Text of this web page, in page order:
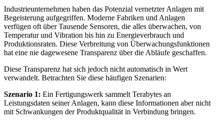
Industrieunternehmen haben das Potenzial vernetzter Anlagen mit
Begeisterung aufgegriffen. Moderne Fabriken und Anlagen
verfügen oft über Tausende Sensoren, die alles überwachen, von
Temperatur und Vibration bis hin zu Energieverbrauch und
Produktionsraten. Diese Verbreitung von Überwachungsfunktionen
hat eine nie dagewesene Transparenz über die Abläufe geschaffen.
Diese Transparenz hat sich jedoch nicht automatisch in Wert
verwandelt. Betrachten Sie diese häufigen Szenarien:
Szenario 1: Ein Fertigungswerk sammelt Terabytes an
Leistungsdaten seiner Anlagen, kann diese Informationen aber nicht
mit Schwankungen der Produktqualität in Verbindung bringen.